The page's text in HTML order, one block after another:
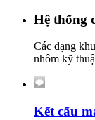
Hệ thống
Các dạng
nhôm kỹ
Kết cấu